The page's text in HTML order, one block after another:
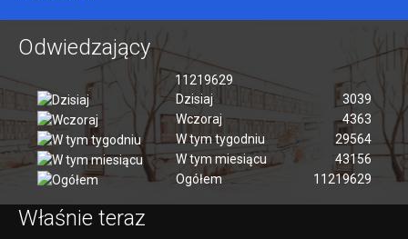
Odwiedzający
11219629
Dzisiaj
3039
Wczoraj
4363
W tym tygodniu
29564
W tym miesiącu
43156
Ogółem
11219629
Właśnie teraz